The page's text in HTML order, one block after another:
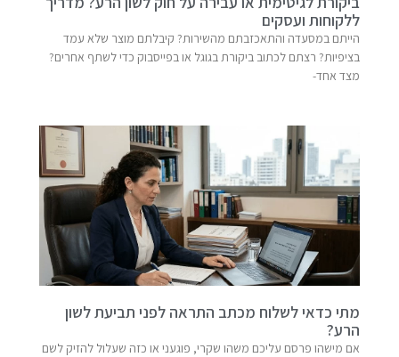
ללקוחות ועסקים
הייתם במסעדה והתאכזבתם מהשירות? קיבלתם מוצר שלא עמד
בציפיות? רצתם לכתוב ביקורת בגוגל או בפייסבוק כדי לשתף אחרים?
מצד אחד-
מתי כדאי לשלוח מכתב התראה לפני תביעת לשון
הרע?
אם מישהו פרסם עליכם משהו שקרי, פוגעני או כזה שעלול להזיק לשם